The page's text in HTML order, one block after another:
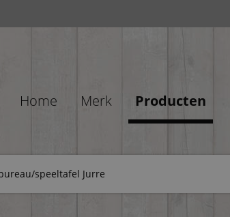
Home Merk Producten
speeltafel Jurre